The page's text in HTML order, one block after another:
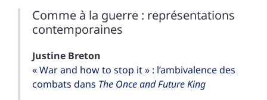
Comme à la guerre : représentations
contemporaines
Justine Breton
« War and how to stop it » : l’ambivalence des
combats dans The Once and Future King